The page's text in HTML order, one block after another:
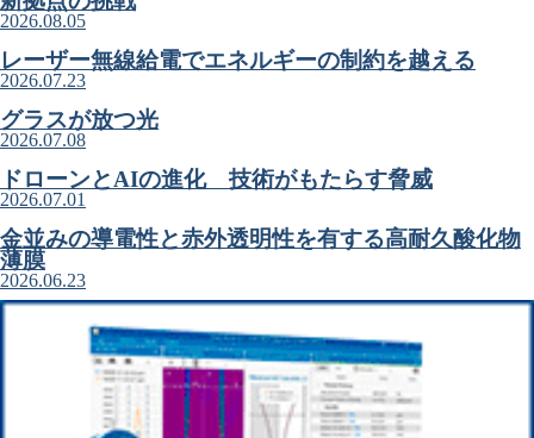
2026.08.05
レーザー無線給電でエネルギーの制約を越える
2026.07.23
グラスが放つ光
2026.07.08
ドローンとAIの進化 技術がもたらす脅威
2026.07.01
金並みの導電性と赤外透明性を有する高耐久酸化物
薄膜
2026.06.23